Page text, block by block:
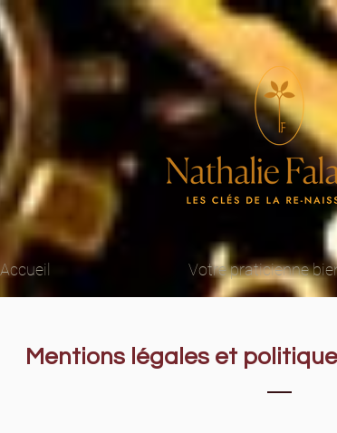
Accueil Votre praticienne
Mentions légales et